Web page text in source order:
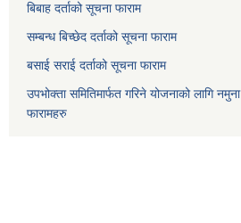
बिबाह दर्ताको सूचना फाराम
सम्बन्ध बिच्छेद दर्ताको सूचना फाराम
बसाई सराई दर्ताको सूचना फाराम
उपभोक्ता समितिमार्फत गरिने योजनाको लागि नमुना
फारामहरु